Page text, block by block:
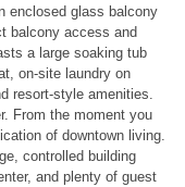
enclosed glass balcony
balcony access and
a large soaking tub
on-site laundry on
resort-style amenities.
From the moment you
of downtown living.
controlled building
and plenty of guest